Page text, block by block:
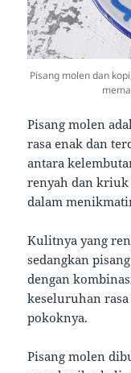
Pisang molen dan
Pisang molen
rasa enak dan
antara
renyah dan kriuk
dalam
Kulitnya yang
sedangkan
dengan
keseluruhan
pokoknya.
Pisang molen